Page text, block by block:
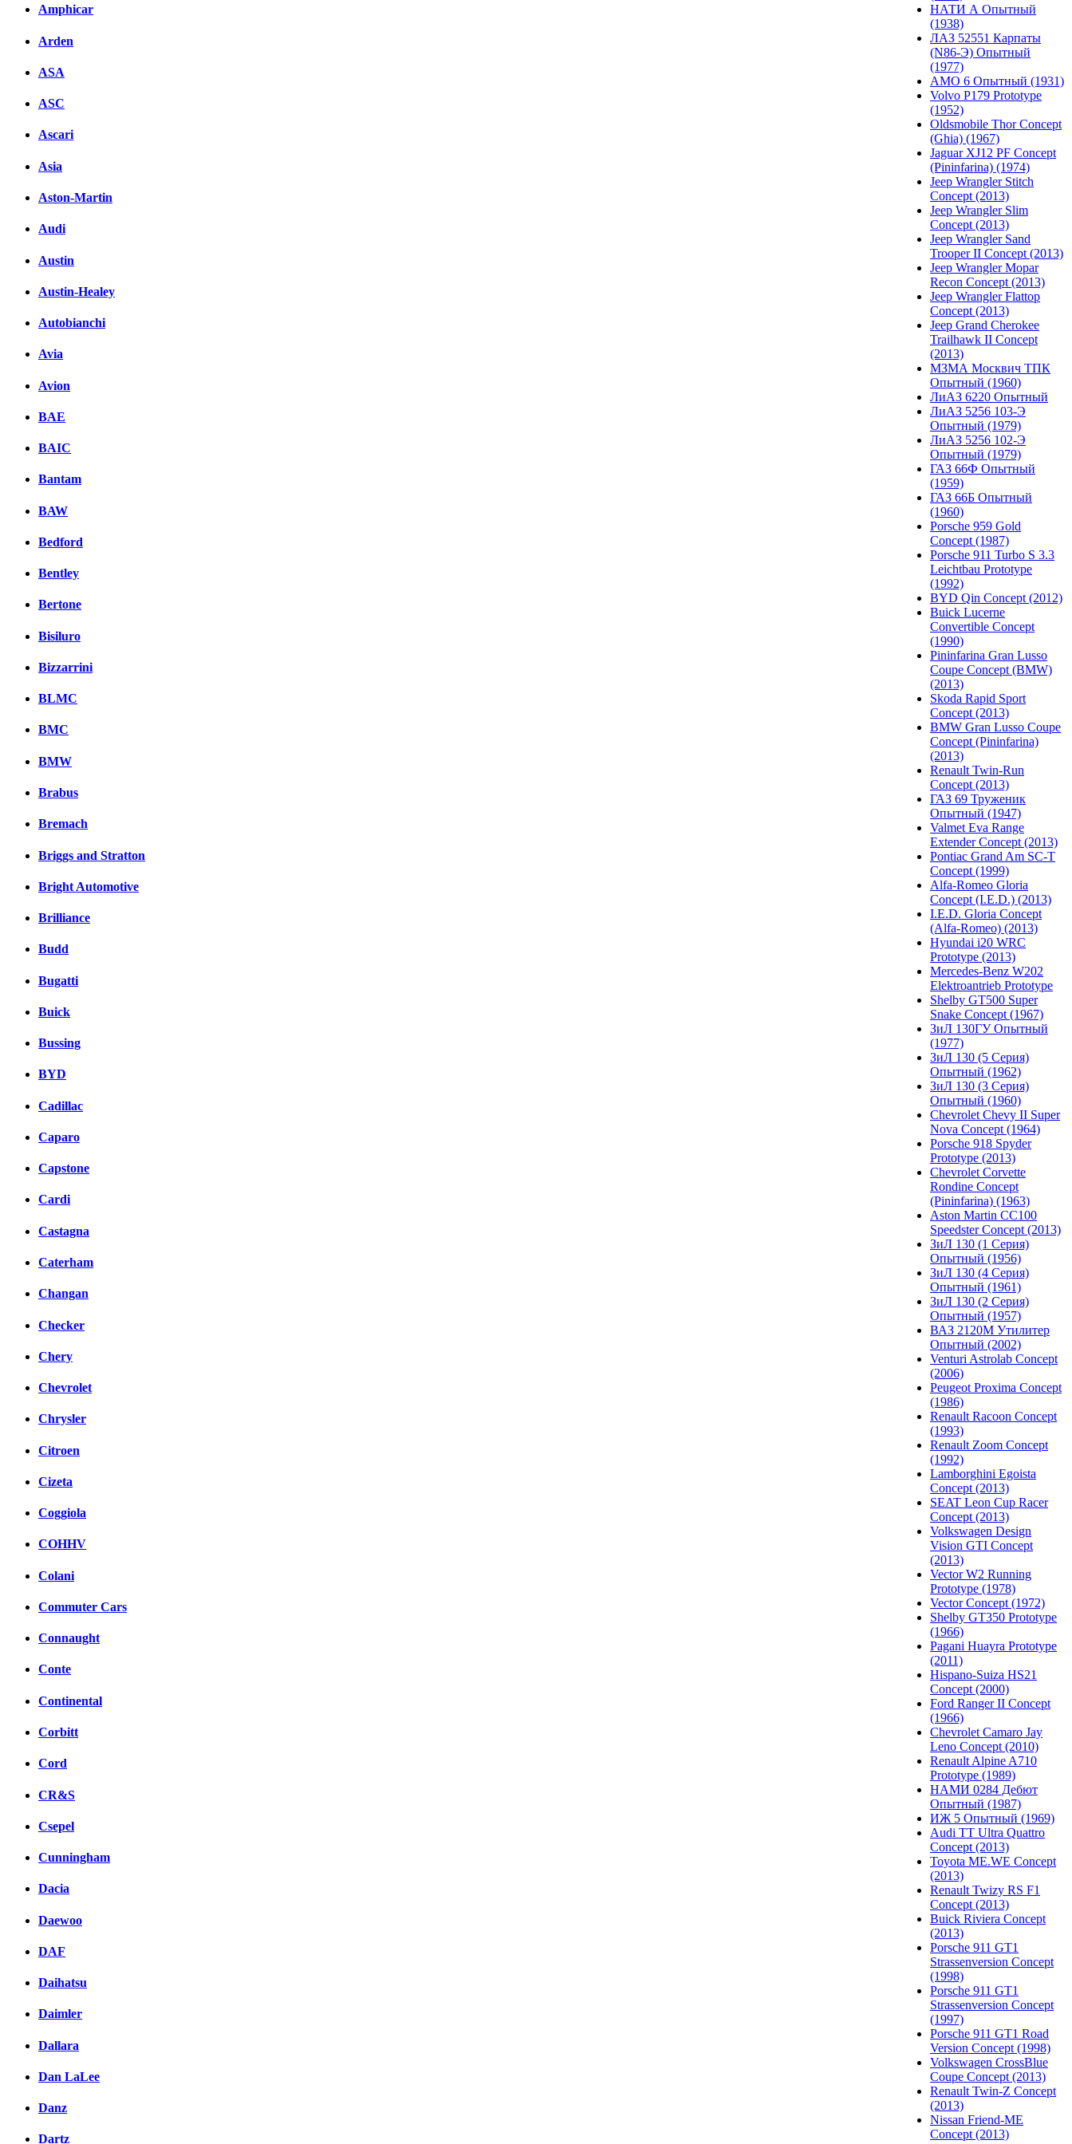
Amphicar
Arden
ASA
ASC
Ascari
Asia
Aston-Martin
Audi
Austin
Austin-Healey
Autobianchi
Avia
Avion
BAE
BAIC
Bantam
BAW
Bedford
Bentley
Bertone
Bisiluro
Bizzarrini
BLMC
BMC
BMW
Brabus
Bremach
Briggs and Stratton
Bright Automotive
Brilliance
Budd
Bugatti
Buick
Bussing
BYD
Cadillac
Caparo
Capstone
Cardi
Castagna
Caterham
Changan
Checker
Chery
Chevrolet
Chrysler
Citroen
Cizeta
Coggiola
COHHV
Colani
Commuter Cars
Connaught
Conte
Continental
Corbitt
Cord
CR&S
Csepel
Cunningham
Dacia
Daewoo
DAF
Daihatsu
Daimler
Dallara
Dan LaLee
Danz
Dartz
НАТИ А Опытный
(1938)
ЛАЗ 52551 Карпаты
(N86-Э) Опытный
(1977)
АМО 6 Опытный (1931)
Volvo P179 Prototype
(1952)
Oldsmobile Thor Concept
(Ghia) (1967)
Jaguar XJ12 PF Concept
(Pininfarina) (1974)
Jeep Wrangler Stitch
Concept (2013)
Jeep Wrangler Slim
Concept (2013)
Jeep Wrangler Sand
Trooper II Concept (2013)
Jeep Wrangler Mopar
Recon Concept (2013)
Jeep Wrangler Flattop
Concept (2013)
Jeep Grand Cherokee
Trailhawk II Concept
(2013)
МЗМА Москвич ТПК
Опытный (1960)
ЛиАЗ 6220 Опытный
ЛиАЗ 5256 103-Э
Опытный (1979)
ЛиАЗ 5256 102-Э
Опытный (1979)
ГАЗ 66Ф Опытный
(1959)
ГАЗ 66Б Опытный
(1960)
Porsche 959 Gold
Concept (1987)
Porsche 911 Turbo S 3.3
Leichtbau Prototype
(1992)
BYD Qin Concept (2012)
Buick Lucerne
Convertible Concept
(1990)
Pininfarina Gran Lusso
Coupe Concept (BMW)
(2013)
Skoda Rapid Sport
Concept (2013)
BMW Gran Lusso Coupe
Concept (Pininfarina)
(2013)
Renault Twin-Run
Concept (2013)
ГАЗ 69 Труженик
Опытный (1947)
Valmet Eva Range
Extender Concept (2013)
Pontiac Grand Am SC-T
Concept (1999)
Alfa-Romeo Gloria
Concept (I.E.D.) (2013)
I.E.D. Gloria Concept
(Alfa-Romeo) (2013)
Hyundai i20 WRC
Prototype (2013)
Mercedes-Benz W202
Elektroantrieb Prototype
Shelby GT500 Super
Snake Concept (1967)
ЗиЛ 130ГУ Опытный
(1977)
ЗиЛ 130 (5 Серия)
Опытный (1962)
ЗиЛ 130 (3 Серия)
Опытный (1960)
Chevrolet Chevy II Super
Nova Concept (1964)
Porsche 918 Spyder
Prototype (2013)
Chevrolet Corvette
Rondine Concept
(Pininfarina) (1963)
Aston Martin CC100
Speedster Concept (2013)
ЗиЛ 130 (1 Серия)
Опытный (1956)
ЗиЛ 130 (4 Серия)
Опытный (1961)
ЗиЛ 130 (2 Серия)
Опытный (1957)
ВАЗ 2120М Утилитер
Опытный (2002)
Venturi Astrolab Concept
(2006)
Peugeot Proxima Concept
(1986)
Renault Racoon Concept
(1993)
Renault Zoom Concept
(1992)
Lamborghini Egoista
Concept (2013)
SEAT Leon Cup Racer
Concept (2013)
Volkswagen Design
Vision GTI Concept
(2013)
Vector W2 Running
Prototype (1978)
Vector Concept (1972)
Shelby GT350 Prototype
(1966)
Pagani Huayra Prototype
(2011)
Hispano-Suiza HS21
Concept (2000)
Ford Ranger II Concept
(1966)
Chevrolet Camaro Jay
Leno Concept (2010)
Renault Alpine A710
Prototype (1989)
НАМИ 0284 Дебют
Опытный (1987)
ИЖ 5 Опытный (1969)
Audi TT Ultra Quattro
Concept (2013)
Toyota ME.WE Concept
(2013)
Renault Twizy RS F1
Concept (2013)
Buick Riviera Concept
(2013)
Porsche 911 GT1
Strassenversion Concept
(1998)
Porsche 911 GT1
Strassenversion Concept
(1997)
Porsche 911 GT1 Road
Version Concept (1998)
Volkswagen CrossBlue
Coupe Concept (2013)
Renault Twin-Z Concept
(2013)
Nissan Friend-ME
Concept (2013)